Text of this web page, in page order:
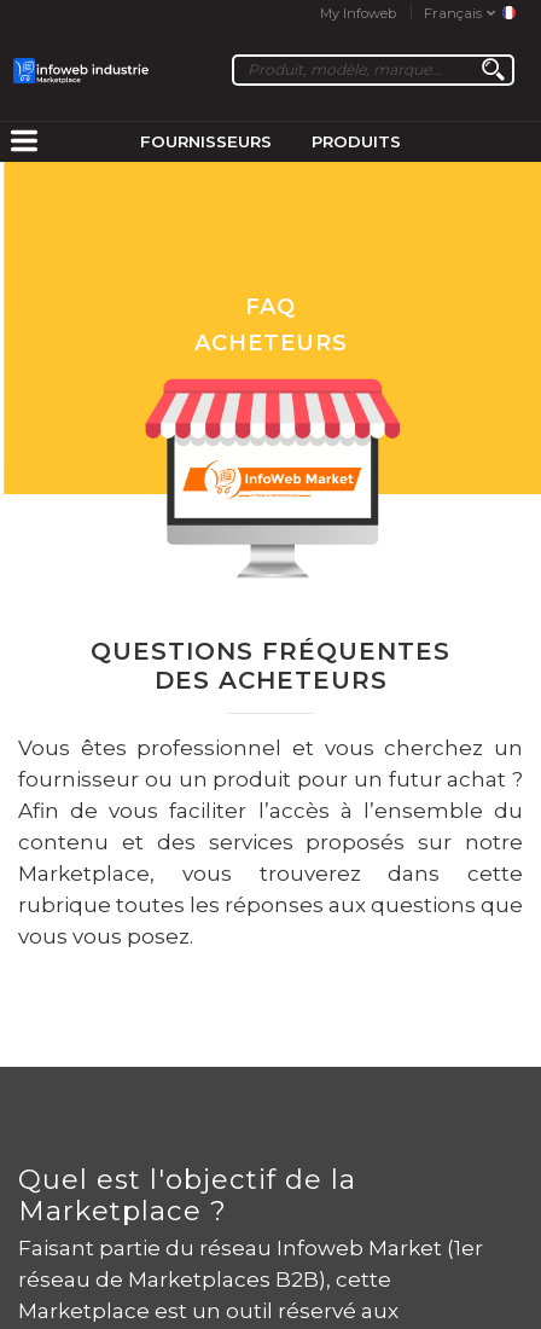
My Infoweb Français
FOURNISSEURS PRODUITS
FAQ
ACHETEURS
QUESTIONS FRÉQUENTES
DES ACHETEURS
Vous êtes professionnel et vous cherchez un
fournisseur ou un produit pour un futur achat ?
Afin de vous faciliter l’accès à l’ensemble du
contenu et des services proposés sur notre
Marketplace, vous trouverez dans cette
rubrique toutes les réponses aux questions que
vous vous posez.
Quel est l'objectif de la
Marketplace ?
Faisant partie du réseau Infoweb Market (1er
réseau de Marketplaces B2B), cette
Marketplace est un outil réservé aux